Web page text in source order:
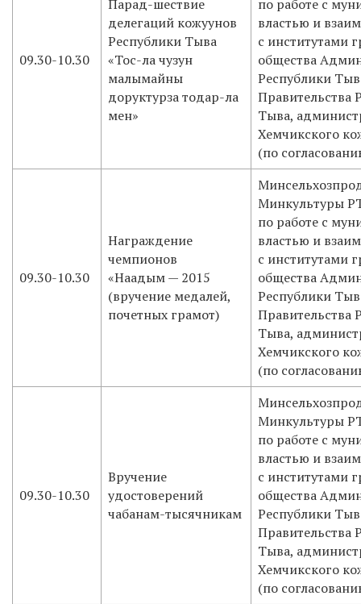
09.30-10.30
Парад-шествие
делегаций кожуунов
Республики Тыва
«Тос-ла чузун
малымайны
доруктурза тодар-ла
мен»
по работе с
властью и
с институтами
общества
Республики
Правительства
Тыва,
Хемчикского
(по
09.30-10.30
Награждение
чемпионов
«Наадым — 2015
(вручение медалей,
почетных грамот)
Минкультуры
по работе с
властью и
с институтами
общества
Республики
Правительства
Тыва,
Хемчикского
(по
09.30-10.30
Вручение
удостоверений
чабанам-тысячникам
Минкультуры
по работе с
властью и
с институтами
общества
Республики
Правительства
Тыва,
Хемчикского
(по